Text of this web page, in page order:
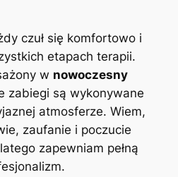
czuł się komfortowo i
etapach terapii.
w nowoczesny
zabiegi są wykonywane
atmosferze. Wiem,
zaufanie i poczucie
zapewniam pełną